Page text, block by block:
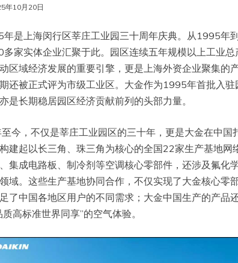
年10月20日
是上海闵行区莘庄工业园三十周年庆典。从1995年
多家实体企业汇聚于此。园区连续五年规模以上工业总
区域经济发展的重要引擎，更是上海外资企业聚集的
还被正式评为市级工业区。大金作为1995年首批入
是长期稳居园区经济贡献前列的头部力量。
今，不仅是莘庄工业园区的三十年，更是大金在中国
建起以长三角、珠三角为核心的全国22家生产基地网
集成电路板、制冷剂等空调核心零部件，还涉及氟化
域​​。这些生产基地协同合作，不仅实现了大金核心零
了中国各地区用户的不同需求；大金中国生产的产品
质高标准世界同享”的空气体验。